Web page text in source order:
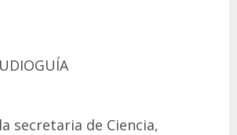
secretaria de Ciencia,